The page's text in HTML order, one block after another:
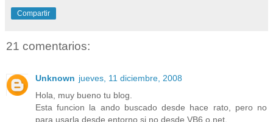
Compartir
21 comentarios:
Unknown jueves, 11 diciembre, 2008
Hola, muy bueno tu blog.
Esta funcion la ando buscado desde hace rato, pero no
para usarla desde entorno si no desde VB6 o.net.